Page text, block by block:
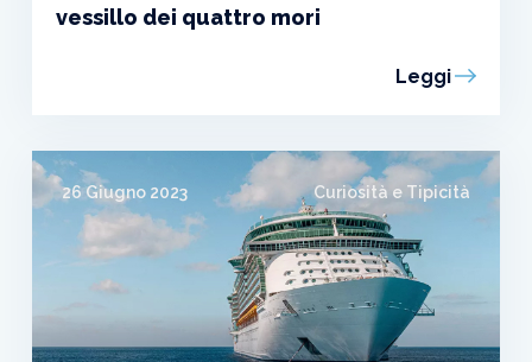
vessillo dei quattro mori
Leggi
26 Giugno 2023 Curiosità e Tipicità